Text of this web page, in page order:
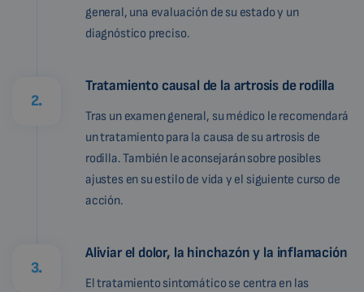
general, una evaluación de su estado y un
diagnóstico preciso.
2.
Tratamiento causal de la artrosis de rodilla
Tras un examen general, su médico le recomendará
un tratamiento para la causa de su artrosis de
rodilla. También le aconsejarán sobre posibles
ajustes en su estilo de vida y el siguiente curso de
acción.
3.
Aliviar el dolor, la hinchazón y la inflamación
El tratamiento sintomático se centra en las